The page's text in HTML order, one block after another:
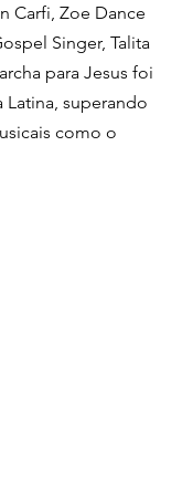
Carfi, Zoe Dance
Singer, Talita
para Jesus foi
superando
como o